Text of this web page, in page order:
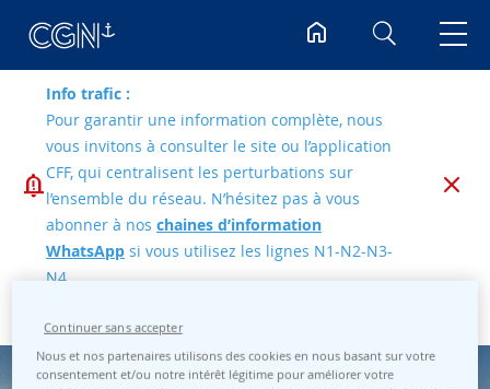
Info trafic :
Pour garantir une information complète, nous
vous invitons à consulter le site ou l’application
CFF, qui centralisent les perturbations sur
l’ensemble du réseau. N’hésitez pas à vous
abonner à nos chaines d’information
WhatsApp si vous utilisez les lignes N1-N2-N3-
N4.
Nous et nos partenaires utilisons des cookies en nous basant sur votre
consentement et/ou notre intérêt légitime pour améliorer votre
Continuer sans accepter